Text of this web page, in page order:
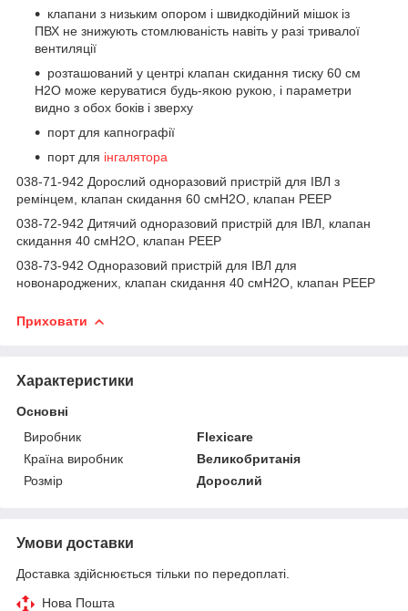
клапани з низьким опором і швидкодійний мішок із
ПВХ не знижують стомлюваність навіть у разі тривалої
вентиляції
розташований у центрі клапан скидання тиску 60 см
H2O може керуватися будь-якою рукою, і параметри
видно з обох боків і зверху
порт для капнографії
порт для інгалятора
038-71-942 Дорослий одноразовий пристрій для ІВЛ з
ремінцем, клапан скидання 60 смH2O, клапан PEEP
038-72-942 Дитячий одноразовий пристрій для ІВЛ, клапан
скидання 40 смH2O, клапан PEEP
038-73-942 Одноразовий пристрій для ІВЛ для
новонароджених, клапан скидання 40 смH2O, клапан PEEP
Приховати
Характеристики
Основні
Виробник
Flexicare
Країна виробник
Великобританія
Розмір
Дорослий
Умови доставки
Доставка здійснюється тільки по передоплаті.
Нова Пошта